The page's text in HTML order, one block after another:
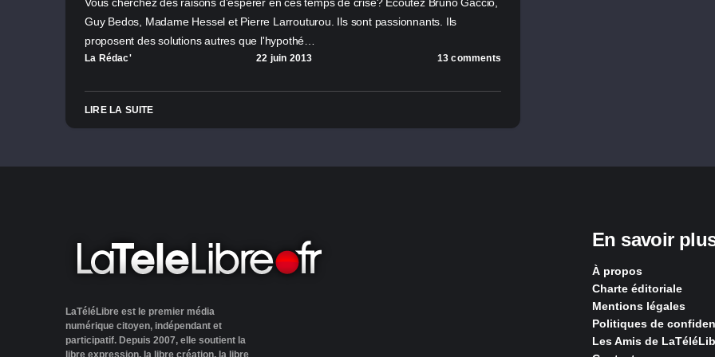
Guy Bedos, Madame Hessel et Pierre Larrouturou. Ils sont passionnants. Ils
proposent des solutions autres que l'hypothé…
La Rédac' 22 juin 2013 13 comments
LIRE LA SUITE
LaTéléLibre est le premier média
numérique citoyen, indépendant et
participatif. Depuis 2007, elle soutient la
En savoir
À propos
Charte éditoriale
Mentions légales
Politiques de
Les Amis de